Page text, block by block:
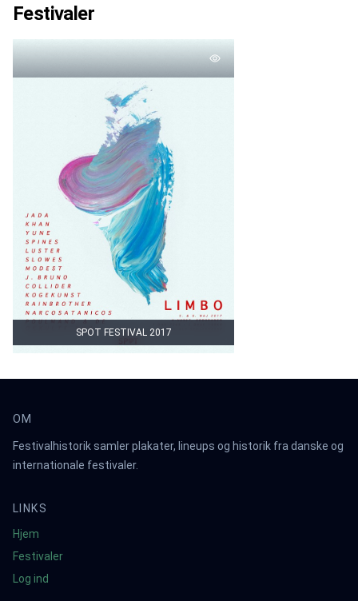
Festivaler
SPOT FESTIVAL 2017
OM
Festivalhistorik samler plakater, lineups og historik fra danske og
internationale festivaler.
LINKS
Hjem
Festivaler
Log ind